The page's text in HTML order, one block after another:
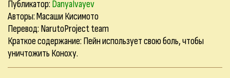
Публикатор: DanyaIvayev
Авторы: Масаши Кисимото
Перевод: NarutoProject team
Краткое содержание: Пейн использует свою боль, чтобы
уничтожить Коноху.